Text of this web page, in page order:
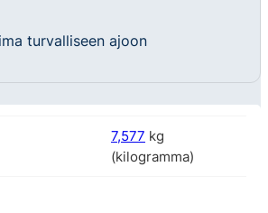
turvalliseen ajoon
7,577 kg
(kilogramma)